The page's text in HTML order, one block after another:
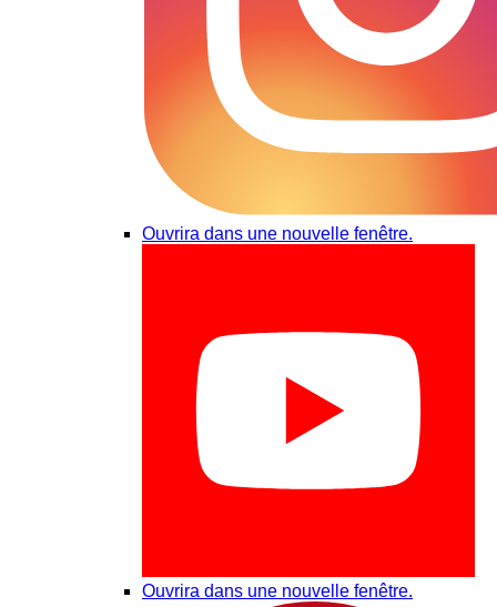
Ouvrira dans une nouvelle fenêtre.
Ouvrira dans une nouvelle fenêtre.